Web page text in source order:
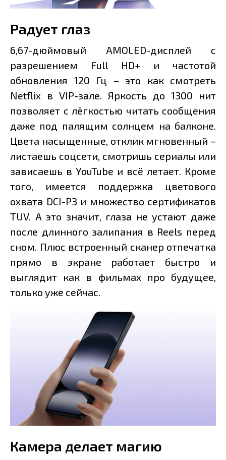
Радует глаз
6,67-дюймовый AMOLED-дисплей с
разрешением Full HD+ и частотой
обновления 120 Гц – это как смотреть
Netflix в VIP-зале. Яркость до 1300 нит
позволяет с лёгкостью читать сообщения
даже под палящим солнцем на балконе.
Цвета насыщенные, отклик мгновенный –
листаешь соцсети, смотришь сериалы или
зависаешь в YouTube и всё летает. Кроме
того, имеется поддержка цветового
охвата DCI-P3 и множество сертификатов
TUV. А это значит, глаза не устают даже
после длинного залипания в Reels перед
сном. Плюс встроенный сканер отпечатка
прямо в экране работает быстро и
выглядит как в фильмах про будущее,
только уже сейчас.
Камера делает магию